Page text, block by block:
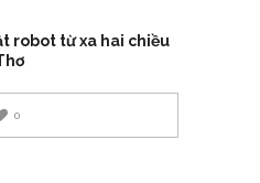
robot từ xa hai chiều
0